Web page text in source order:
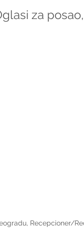
za
Recepcioner/